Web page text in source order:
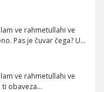
ve rahmetullahi ve
Pas je čuvar čega? U…
ve rahmetullahi ve
ti obaveza…